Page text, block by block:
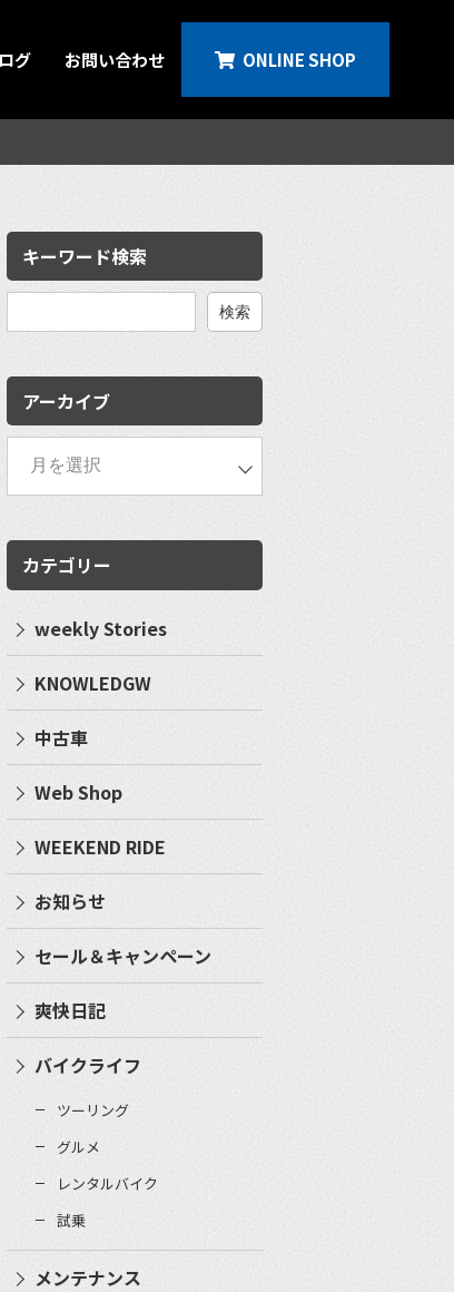
グ お問い合わせ ONLINE SHOP
キーワード検索
検
アーカイブ
カテゴリー
weekly Stories
KNOWLEDGW
中古車
Web Shop
WEEKEND RIDE
お知らせ
セール＆キャンペーン
爽快日記
バイクライフ
ツーリング
グルメ
レンタルバイク
試乗
メンテナンス